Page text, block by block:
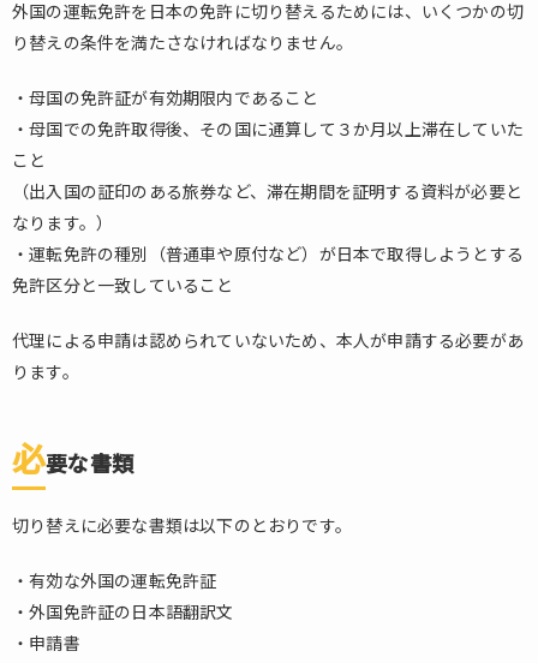
外国の運転免許を日本の免許に切り替えるためには、いくつかの切
り替えの条件を満たさなければなりません。
・母国の免許証が有効期限内であること
・母国での免許取得後、その国に通算して３か月以上滞在していた
こと
（出入国の証印のある旅券など、滞在期間を証明する資料が必要と
なります。）
・運転免許の種別（普通車や原付など）が日本で取得しようとする
免許区分と一致していること
代理による申請は認められていないため、本人が申請する必要があ
ります。
必要な書類
切り替えに必要な書類は以下のとおりです。
・有効な外国の運転免許証
・外国免許証の日本語翻訳文
・申請書